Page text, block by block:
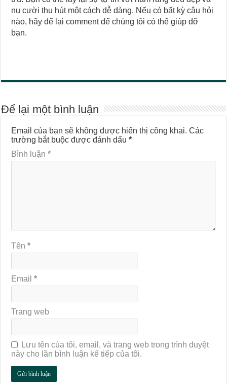
nụ cười thu hút một cách dễ dàng. Nếu có bất kỳ câu hỏi
nào, hãy để lại comment để chúng tôi có thể giúp đỡ
bạn.
Để lại một bình luận
Email của bạn sẽ không được hiển thị công khai. Các
trường bắt buộc được đánh dấu*
Bình luận*
Tên*
Email*
Trang web
Lưu tên của tôi, email, và trang web trong trình duyệt
này cho lần bình luận kế tiếp của tôi.